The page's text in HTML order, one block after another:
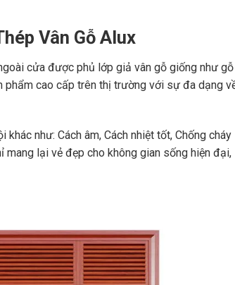
Vân Gỗ Alux
cửa được phủ lớp giả vân gỗ giống như gỗ
phẩm cao cấp trên thị trường với sự đa dạng
như: Cách âm, Cách nhiệt tốt, Chống cháy
mang lại vẻ đẹp cho không gian sống hiện đại,